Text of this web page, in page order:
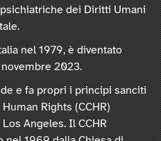
dei Diritti Umani
nel 1979, è diventato
novembre 2023.
e fa propri i principi sanciti
Rights (CCHR)
Angeles. Il CCHR